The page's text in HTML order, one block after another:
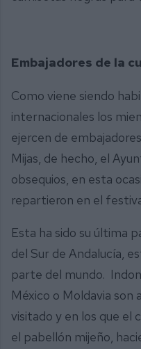
Embajadores de la
Como viene siendo
internacionales los
ejercen de
Mijas, de hecho, el
obsequios, en esta
repartieron en el
Esta ha sido su última
del Sur de Andalucía,
parte del mundo.
México o Moldavia son
visitado y en los que el
el pabellón mijeño,